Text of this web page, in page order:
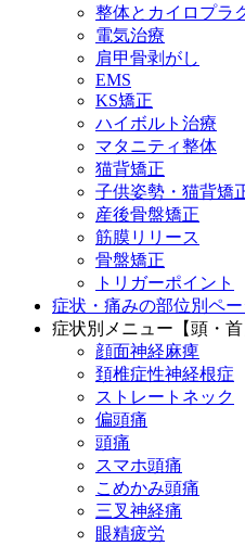
整体とカイロプラ
電気治療
肩甲骨剥がし
EMS
KS矯正
ハイボルト治療
マタニティ整体
猫背矯正
子供姿勢・猫背矯
産後骨盤矯正
筋膜リリース
骨盤矯正
トリガーポイント
症状・痛みの部位別ペー
症状別メニュー【頭・首
顔面神経麻痺
頚椎症性神経根症
ストレートネック
偏頭痛
頭痛
スマホ頭痛
こめかみ頭痛
三叉神経痛
眼精疲労